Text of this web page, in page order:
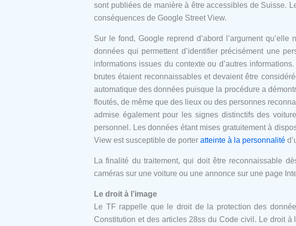
sont publiées de manière à être accessibles de Suisse.
conséquences de Google Street View.
Sur le fond, Google reprend d’abord l’argument
données qui permettent d’identifier précisément une
informations issues du contexte ou d’autres
brutes étaient reconnaissables et devaient être
automatique des données puisque la procédure a
floutés, de même que des lieux ou des personnes
admise également pour les signes distinctifs des
personnel. Les données étant mises gratuitement à
View est susceptible de porter atteinte à la personnalité
La finalité du traitement, qui doit être reconnaissable
caméras sur une voiture ou une annonce sur une page
Le droit à l’image
Le TF rappelle que le droit de la protection des
Constitution et des articles 28ss du Code civil. Le droit à